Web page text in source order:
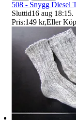
508 - Snygg Diesel
Sluttid16 aug 18:15.
Pris:149 kr,Eller